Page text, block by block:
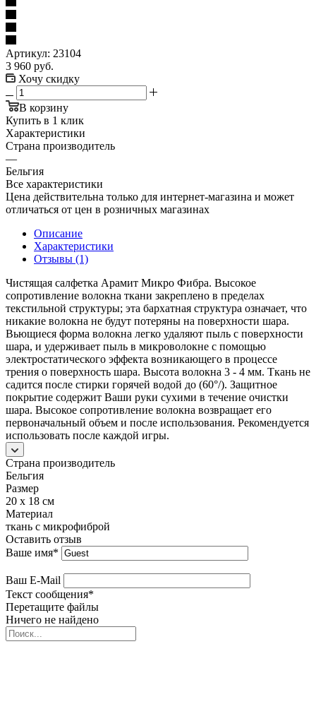
Артикул: 23104
3 960 руб.
Хочу скидку
В корзину
Купить в 1 клик
Характеристики
Страна производитель
—
Бельгия
Все характеристики
Цена действительна только для интернет-магазина и может
отличаться от цен в розничных магазинах
Описание
Характеристики
Отзывы (1)
Чистящая салфетка Арамит Микро Фибра. Высокое
сопротивление волокна ткани закреплено в пределах
текстильной структуры; эта бархатная структура означает, что
никакие волокна не будут потеряны на поверхности шара.
Вьющиеся форма волокна легко удаляют пыль с поверхности
шара, и удерживает пыль в микроволокне с помощью
электростатического эффекта возникающего в процессе
трения о поверхность шара. Высота волокна 3 - 4 мм. Ткань не
садится после стирки горячей водой до (60°/). Защитное
покрытие содержит Ваши руки сухими в течение очистки
шара. Высокое сопротивление волокна возвращает его
первоначальный объем и после использования. Рекомендуется
использовать после каждой игры.
Страна производитель
Бельгия
Размер
20 х 18 см
Материал
ткань с микрофиброй
Оставить отзыв
Ваше имя*
Ваш E-Mail
Текст сообщения*
Перетащите файлы
Ничего не найдено